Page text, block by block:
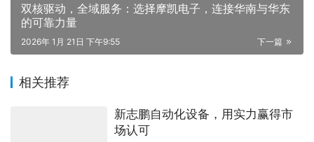
双核驱动，全域服务：选择摩凯电子，连接华南与华东
的可靠力量
下一篇
2026年 1月 21日 下午9:55
相关推荐
新志鹏自动化设备，用实力赢得市
场认可